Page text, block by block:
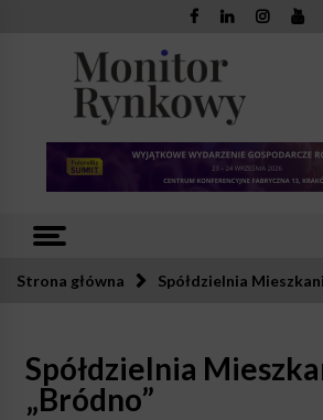
Strona główna Spółdzielnia
Spółdzielnia
„Bródno”